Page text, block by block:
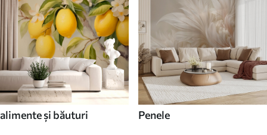
alimente și băuturi Penele